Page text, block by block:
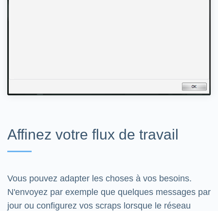
Affinez votre flux de travail
Vous pouvez adapter les choses à vos besoins.
N'envoyez par exemple que quelques messages par
jour ou configurez vos scraps lorsque le réseau